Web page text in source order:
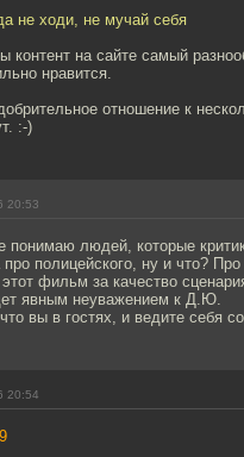
не ходи, не мучай себя
контент на сайте самый
нравится.
отношение к
:-)
20:53
понимаю людей, которые
полицейского, ну и что?
этот фильм за качество
явным неуважением к Д.Ю.
вы в гостях, и ведите себя
20:54